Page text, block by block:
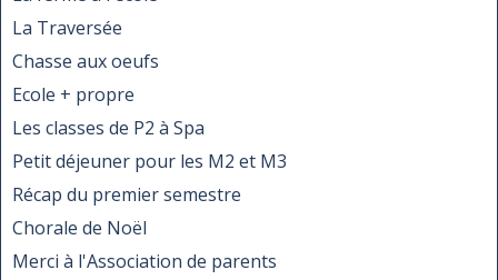
La Traversée
Chasse aux oeufs
Ecole + propre
Les classes de P2 à Spa
Petit déjeuner pour les M2 et M3
Récap du premier semestre
Chorale de Noël
Merci à l'Association de parents